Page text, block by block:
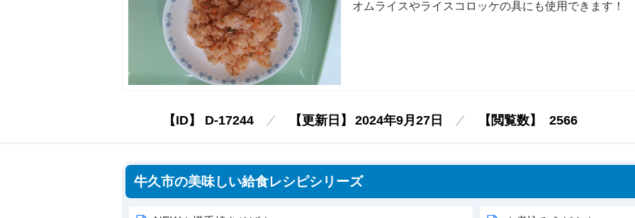
オムライスやライスコロッケの具にも使用できます！
【ID】 D-17244 【更新日】 2024年9月27日 【閲覧数】 2566
牛久市の美味しい給食レシピシリーズ